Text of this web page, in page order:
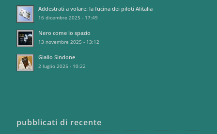
Addestrati a volare: la fucina dei piloti Alitalia
16 dicembre 2025 - 17:49
Nero come lo spazio
13 novembre 2025 - 13:12
Giallo Sindone
2 luglio 2025 - 10:22
pubblicati di recente